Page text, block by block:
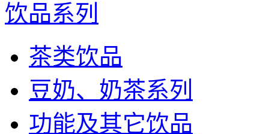
饮品系列
茶类饮品
豆奶、奶茶系列
功能及其它饮品